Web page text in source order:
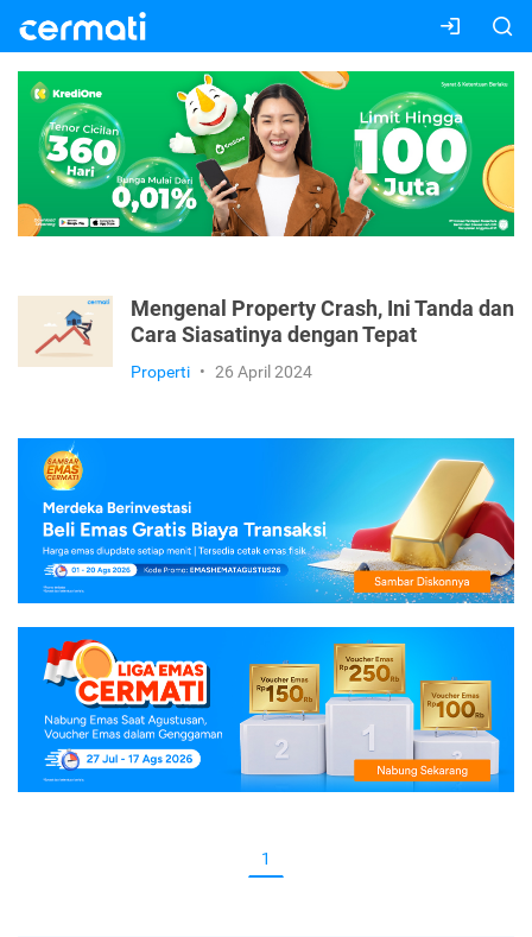
Mengenal Property Crash, Ini Tanda dan
Cara Siasatinya dengan Tepat
Properti • 26 April 2024
1